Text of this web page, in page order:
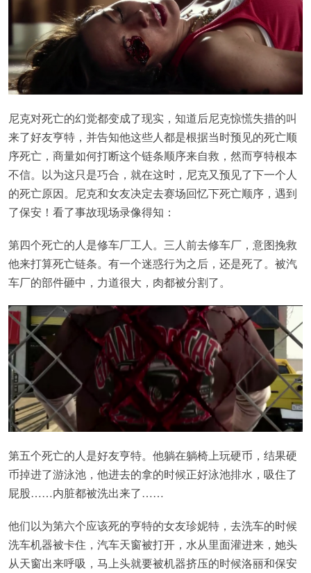
尼克对死亡的幻觉都变成了现实，知道后尼克惊慌失措的叫
来了好友亨特，并告知他这些人都是根据当时预见的死亡顺
序死亡，商量如何打断这个链条顺序来自救，然而亨特根本
不信。以为这只是巧合，就在这时，尼克又预见了下一个人
的死亡原因。尼克和女友决定去赛场回忆下死亡顺序，遇到
了保安！看了事故现场录像得知：
第四个死亡的人是修车厂工人。三人前去修车厂，意图挽救
他来打算死亡链条。有一个迷惑行为之后，还是死了。被汽
车厂的部件砸中，力道很大，肉都被分割了。
第五个死亡的人是好友亨特。他躺在躺椅上玩硬币，结果硬
币掉进了游泳池，他进去的拿的时候正好泳池排水，吸住了
屁股……内脏都被洗出来了……
他们以为第六个应该死的亨特的女友珍妮特，去洗车的时候
洗车机器被卡住，汽车天窗被打开，水从里面灌进来，她头
从天窗出来呼吸，马上头就要被机器挤压的时候洛丽和保安